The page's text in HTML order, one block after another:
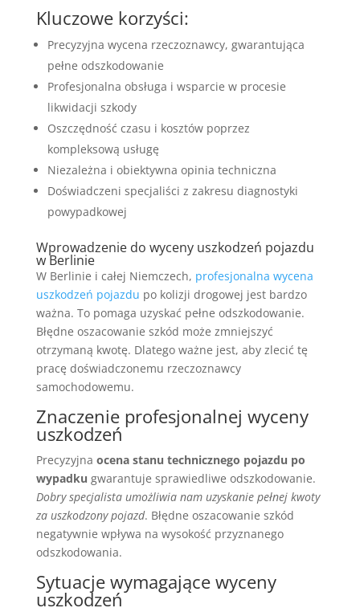
Kluczowe korzyści:
Precyzyjna wycena rzeczoznawcy, gwarantująca
pełne odszkodowanie
Profesjonalna obsługa i wsparcie w procesie
likwidacji szkody
Oszczędność czasu i kosztów poprzez
kompleksową usługę
Niezależna i obiektywna opinia techniczna
Doświadczeni specjaliści z zakresu diagnostyki
powypadkowej
Wprowadzenie do wyceny uszkodzeń pojazdu
w Berlinie
W Berlinie i całej Niemczech, profesjonalna wycena
uszkodzeń pojazdu po kolizji drogowej jest bardzo
ważna. To pomaga uzyskać pełne odszkodowanie.
Błędne oszacowanie szkód może zmniejszyć
otrzymaną kwotę. Dlatego ważne jest, aby zlecić tę
pracę doświadczonemu rzeczoznawcy
samochodowemu.
Znaczenie profesjonalnej wyceny
uszkodzeń
Precyzyjna ocena stanu technicznego pojazdu po
wypadku gwarantuje sprawiedliwe odszkodowanie.
Dobry specjalista umożliwia nam uzyskanie pełnej kwoty
za uszkodzony pojazd. Błędne oszacowanie szkód
negatywnie wpływa na wysokość przyznanego
odszkodowania.
Sytuacje wymagające wyceny
uszkodzeń